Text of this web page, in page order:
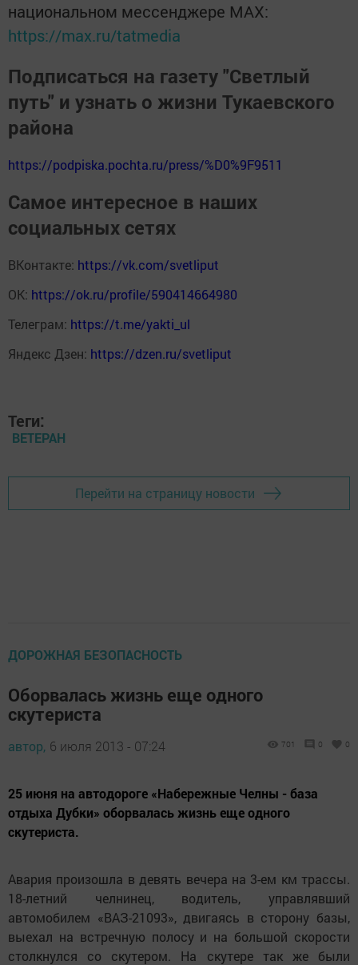
национальном мессенджере MАХ:
https://max.ru/tatmedia
Подписаться на газету "Светлый
путь" и узнать о жизни Тукаевского
района
https://podpiska.pochta.ru/press/%D0%9F9511
Самое интересное в наших
социальных сетях
ВКонтакте: https://vk.com/svetliput
ОК: https://ok.ru/profile/590414664980
Телеграм: https://t.me/yakti_ul
Яндекс Дзен: https://dzen.ru/svetliput
Теги:
ВЕТЕРАН
Перейти на страницу новости
ДОРОЖНАЯ БЕЗОПАСНОСТЬ
Оборвалась жизнь еще одного
скутериста
автор, 6 июля 2013 - 07:24 701 0 0
25 июня на автодороге «Набережные Челны - база
отдыха Дубки» оборвалась жизнь еще одного
скутериста.
Авария произошла в девять вечера на 3-ем км трассы.
18-летний челнинец, водитель, управлявший
автомобилем «ВАЗ-21093», двигаясь в сторону базы,
выехал на встречную полосу и на большой скорости
столкнулся со скутером. На скутере так же были